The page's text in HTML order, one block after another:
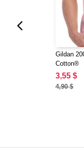
Gildan
Cotton®
3,55 $
4,90 $